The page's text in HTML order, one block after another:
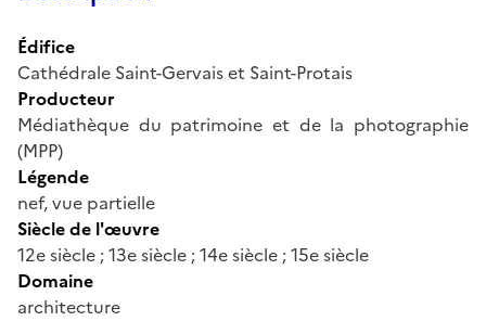
Édifice
Cathédrale Saint-Gervais et Saint-Protais
Producteur
Médiathèque du patrimoine et de la photographie
(MPP)
Légende
nef, vue partielle
Siècle de l'œuvre
12e siècle ; 13e siècle ; 14e siècle ; 15e siècle
Domaine
architecture